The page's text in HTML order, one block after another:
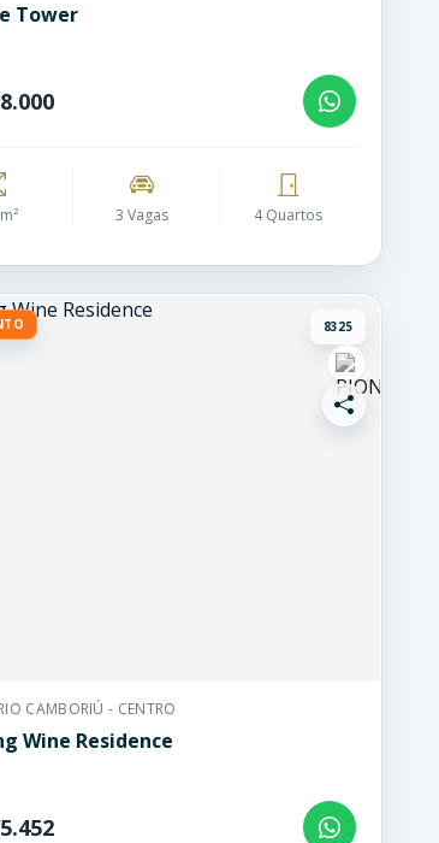
Tower
3 Vagas 4 Quartos
8325
CAMBORIÚ - CENTRO
Wine Residence